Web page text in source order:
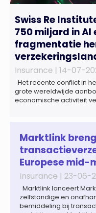
Swiss Re
750 miljard in
fragmentatie
Insurance | 14-07-
Het recente conflict in
grote wereldwijde
economische activiteit
wereldwijd naar
termen in […]
Marktlink
Europese
Insurance | 23-06-
Marktlink lanceert
zelfstandige en
bemiddeling bij